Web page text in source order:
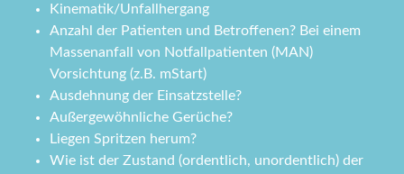
Kinematik/Unfallhergang
Anzahl der Patienten und Betroffenen? Bei einem
Massenanfall von Notfallpatienten (MAN)
Vorsichtung (z.B. mStart)
Ausdehnung der Einsatzstelle?
Außergewöhnliche Gerüche?
Liegen Spritzen herum?
Wie ist der Zustand (ordentlich, unordentlich) der